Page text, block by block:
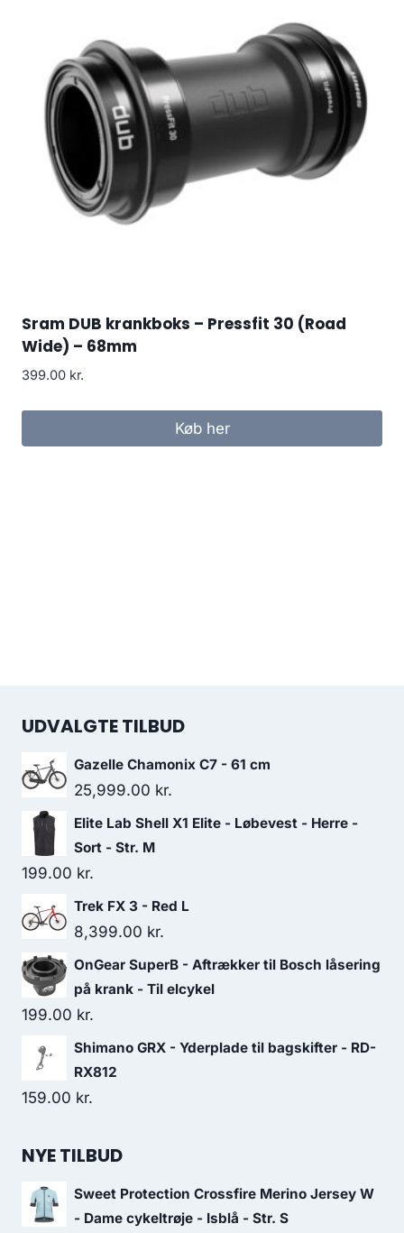
Sram DUB krankboks – Pressfit 30 (Road
Wide) – 68mm
399.00 kr.
Køb her
UDVALGTE TILBUD
Gazelle Chamonix C7 - 61 cm
25,999.00 kr.
Elite Lab Shell X1 Elite - Løbevest - Herre -
Sort - Str. M
199.00 kr.
Trek FX 3 - Red L
8,399.00 kr.
OnGear SuperB - Aftrækker til Bosch låsering
på krank - Til elcykel
199.00 kr.
Shimano GRX - Yderplade til bagskifter - RD-
RX812
159.00 kr.
NYE TILBUD
Sweet Protection Crossfire Merino Jersey W
- Dame cykeltrøje - Isblå - Str. S